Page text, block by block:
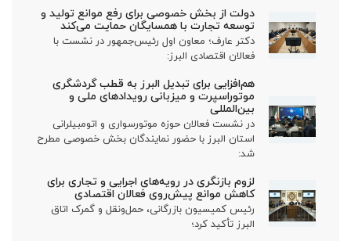
دولت از بخش خصوصی برای رفع موانع تولید و
توسعه تجارت با همسایگان حمایت می‌کند
دکتر عارف؛ معاون اول رئیس‌جمهور در نشست با
فعالان اقتصادی البرز:
هم‌افزایی برای تبدیل البرز به قطب گردشگری
موتوراسپرت و میزبانی رویدادهای ملی و
بین‌المللی
در نشست فعالان حوزه موتورسواری و اتومبیلرانی
استان البرز با حضور نمایندگان بخش خصوصی مطرح
شد:
لزوم بازنگری در رویه‌های اجرایی و تجاری برای
کاهش موانع پیش‌روی فعالان اقتصادی
رئیس کمیسیون بازرگانی، حمل‌ونقل و گمرک اتاق
البرز تأکید کرد؛